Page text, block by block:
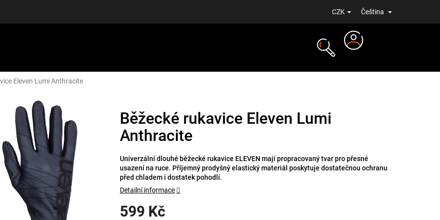
CZK Čeština
Eleven Lumi Anthracite
Běžecké rukavice Eleven Lumi
Anthracite
599 Kč
Univerzální dlouhé běžecké rukavice ELEVEN mají propracovaný tvar pro přesné
usazení na ruce. Příjemný prodyšný elastický materiál poskytuje dostatečnou ochranu
před chladem i dostatek pohodlí.
Detailní informace